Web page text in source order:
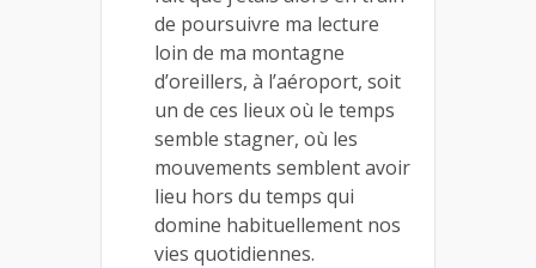
de poursuivre ma lecture
loin de ma montagne
d’oreillers, à l’aéroport, soit
un de ces lieux où le temps
semble stagner, où les
mouvements semblent avoir
lieu hors du temps qui
domine habituellement nos
vies quotidiennes.